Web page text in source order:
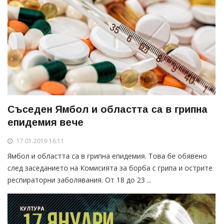
Съседен Ямбол и областта са в грипна
епидемия вече
17.01.2019 16:11
Ямбол и областта са в грипна епидемия. Това бе обявено
след заседанието на Комисията за борба с грипа и острите
респираторни заболявания. От 18 до 23 ...
КУЛТУРА